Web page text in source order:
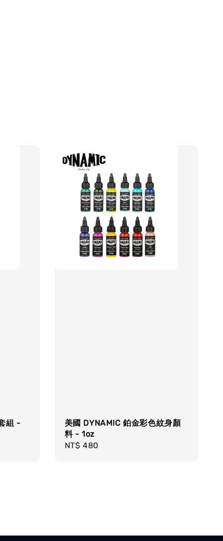
組 -
美國 DYNAMIC 鉑金彩色紋身顏
料 - 1oz
Regular
NT$ 480